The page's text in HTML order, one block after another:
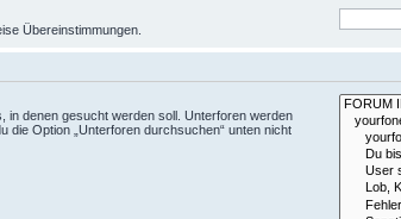
Übereinstimmungen.
in denen gesucht werden soll. Unterforen werden
die Option „Unterforen durchsuchen“ unten nicht